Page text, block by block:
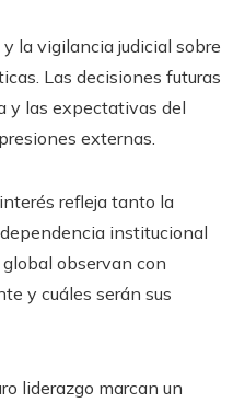
y la vigilancia judicial sobre
Las decisiones futuras
y las expectativas del
externas.
refleja tanto la
institucional
observan con
y cuáles serán sus
liderazgo marcan un